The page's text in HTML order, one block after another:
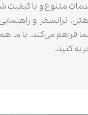
خدمات متنوع و با کیفیت
ترانسفر و
فراهم می‌کند. با ما
کنید.